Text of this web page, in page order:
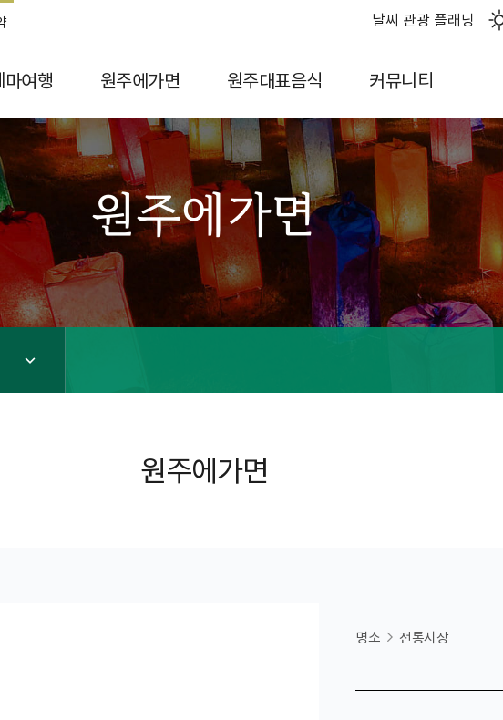
날씨 관광 플래닝
마여행 원주에가면 원주대표음식 커뮤니티
원주에가면
원주에가면
명소 전통시장